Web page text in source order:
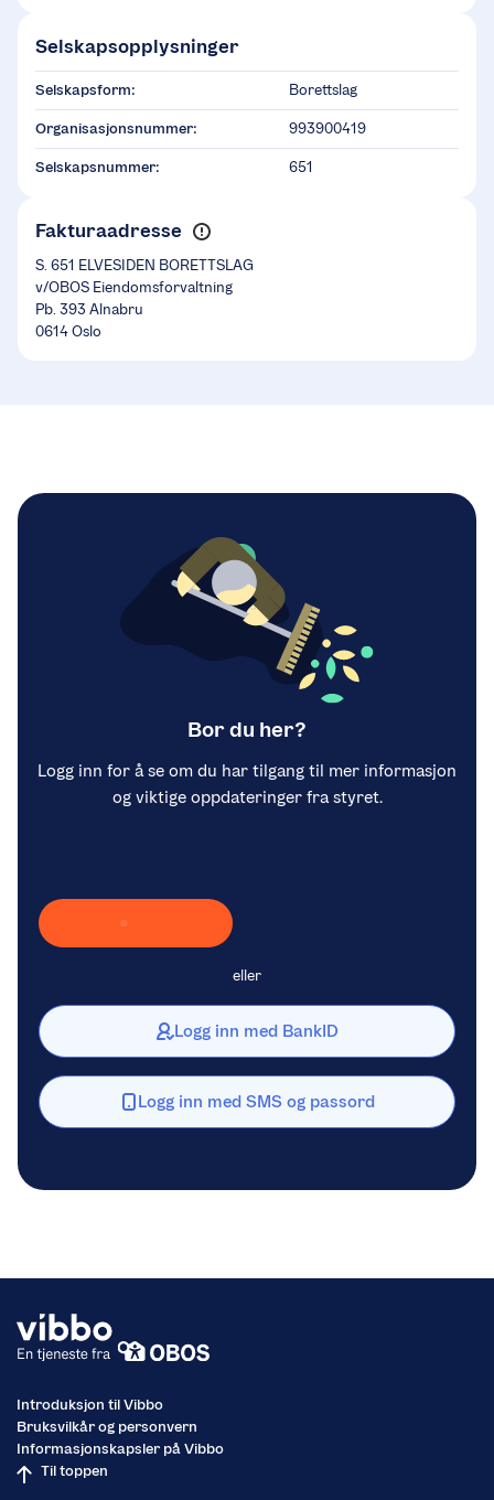
Selskapsopplysninger
Selskapsform: Borettslag
Organisasjonsnummer: 993900419
Selskapsnummer: 651
Fakturaadresse
S. 651 ELVESIDEN BORETTSLAG
v/OBOS Eiendomsforvaltning
Pb. 393 Alnabru
0614 Oslo
Bor du her?
Logg inn for å se om du har tilgang til mer informasjon
og viktige oppdateringer fra styret.
Laster inn Vipps …
eller
Logg inn med BankID
Logg inn med SMS og passord
Introduksjon til Vibbo
Bruksvilkår og personvern
Informasjonskapsler på Vibbo
Til toppen